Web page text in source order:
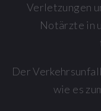
Verletzungen
Notärzte in
Der
wie es